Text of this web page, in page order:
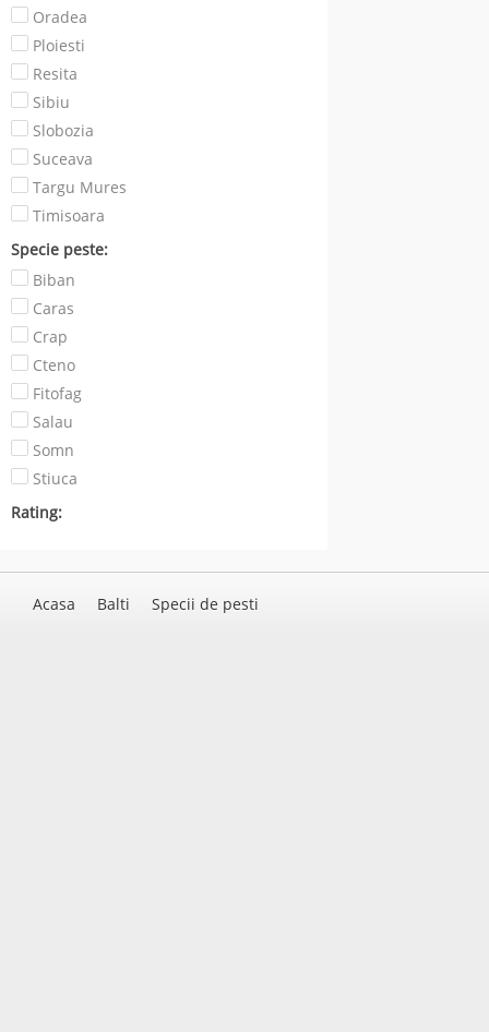
Oradea
Ploiesti
Resita
Sibiu
Slobozia
Suceava
Targu Mures
Timisoara
Specie peste:
Biban
Caras
Crap
Cteno
Fitofag
Salau
Somn
Stiuca
Rating:
Acasa Balti Specii de pesti